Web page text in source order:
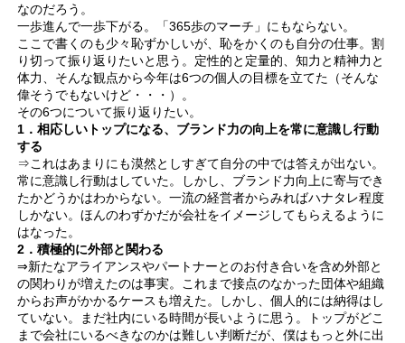
なのだろう。
一歩進んで一歩下がる。「365歩のマーチ」にもならない。
ここで書くのも少々恥ずかしいが、恥をかくのも自分の仕事。割
り切って振り返りたいと思う。定性的と定量的、知力と精神力と
体力、そんな観点から今年は6つの個人の目標を立てた（そんな
偉そうでもないけど・・・）。
その6つについて振り返りたい。
1．相応しいトップになる、ブランド力の向上を常に意識し行動
する
⇒これはあまりにも漠然としすぎて自分の中では答えが出ない。
常に意識し行動はしていた。しかし、ブランド力向上に寄与でき
たかどうかはわからない。一流の経営者からみればハナタレ程度
しかない。ほんのわずかだが会社をイメージしてもらえるように
はなった。
2．積極的に外部と関わる
⇒新たなアライアンスやパートナーとのお付き合いを含め外部と
の関わりが増えたのは事実。これまで接点のなかった団体や組織
からお声がかかるケースも増えた。しかし、個人的には納得はし
ていない。まだ社内にいる時間が長いように思う。トップがどこ
まで会社にいるべきなのかは難しい判断だが、僕はもっと外に出